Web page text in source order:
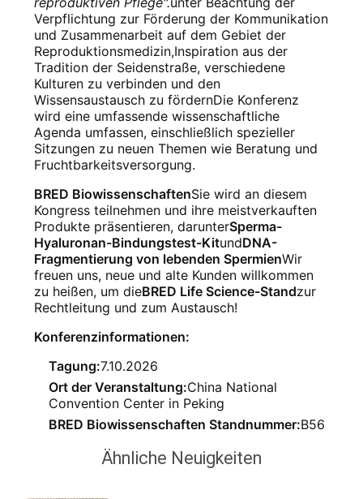
SIE EIN
ZITAT
SITEMAP
PRIVACY
POLICY
Verpflichtung zur Förderung der Kommunikation
und Zusammenarbeit auf dem Gebiet der
Reproduktionsmedizin,Inspiration aus der
Tradition der Seidenstraße, verschiedene
Kulturen zu verbinden und den
Wissensaustausch zu fördernDie Konferenz
wird eine umfassende wissenschaftliche
Agenda umfassen, einschließlich spezieller
Sitzungen zu neuen Themen wie Beratung und
Fruchtbarkeitsversorgung.
BRED BiowissenschaftenSie wird an diesem
Kongress teilnehmen und ihre meistverkauften
Produkte präsentieren, darunterSperma-
Hyaluronan-Bindungstest-KitundDNA-
Fragmentierung von lebenden SpermienWir
freuen uns, neue und alte Kunden willkommen
zu heißen, um dieBRED Life Science-Standzur
Rechtleitung und zum Austausch!
Konferenzinformationen:
Tagung:7.10.2026
Ort der Veranstaltung:China National
Convention Center in Peking
BRED Biowissenschaften Standnummer:B56
Ähnliche Neuigkeiten